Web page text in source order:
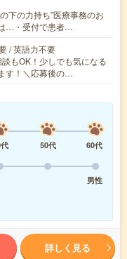
下の力持ち”医療事務のお
…・受付で患者…
/ 英語力不要
もOK！少しでも気になる
す！＼応募後の…
50代
60代
男性
詳しく見る